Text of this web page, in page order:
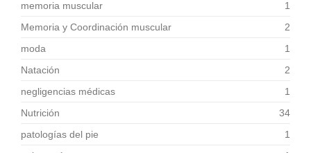
memoria muscular
1
Memoria y Coordinación muscular
2
moda
1
Natación
2
negligencias médicas
1
Nutrición
34
patologías del pie
1